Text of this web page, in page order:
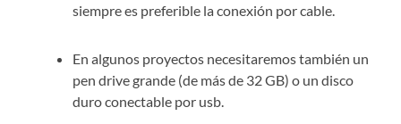
siempre es preferible la conexión por cable.
En algunos proyectos necesitaremos también un
pen drive grande (de más de 32 GB) o un disco
duro conectable por usb.